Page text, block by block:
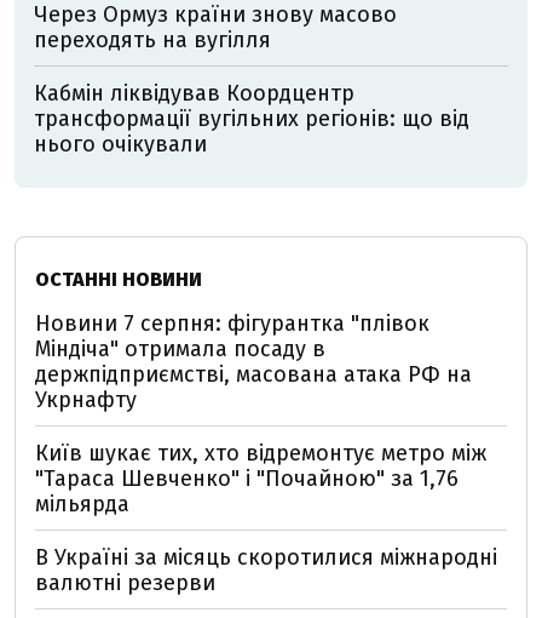
Через Ормуз країни знову масово
переходять на вугілля
Кабмін ліквідував Коордцентр
трансформації вугільних регіонів: що від
нього очікували
ОСТАННІ НОВИНИ
Новини 7 серпня: фігурантка "плівок
Міндіча" отримала посаду в
держпідприємстві, масована атака РФ на
Укрнафту
Київ шукає тих, хто відремонтує метро між
"Тараса Шевченко" і "Почайною" за 1,76
мільярда
В Україні за місяць скоротилися міжнародні
валютні резерви